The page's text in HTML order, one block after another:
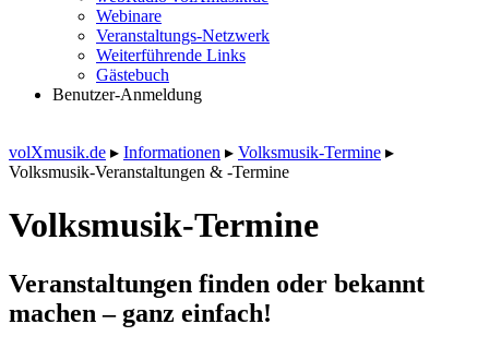
Webinare
Veranstaltungs-Netzwerk
Weiterführende Links
Gästebuch
Benutzer-Anmeldung
volXmusik.de ▸ Informationen ▸ Volksmusik-Termine ▸
Volksmusik-Veranstaltungen & -Termine
Volksmusik-Termine
Veranstaltungen finden oder bekannt
machen – ganz einfach!